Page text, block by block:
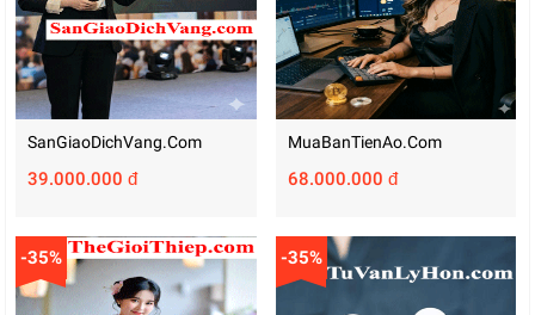
SanGiaoDichVang.com
39.000.000 đ
MuaBanTienAo.com
68.000.000 đ
-35% -35%